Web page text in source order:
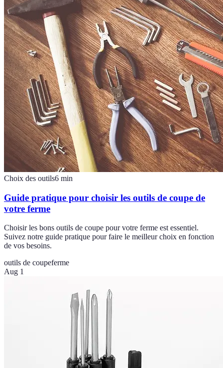
Choix des outils6 min
Guide pratique pour choisir les outils de coupe de
votre ferme
Choisir les bons outils de coupe pour votre ferme est essentiel.
Suivez notre guide pratique pour faire le meilleur choix en fonction
de vos besoins.
outils de coupeferme
Aug 1